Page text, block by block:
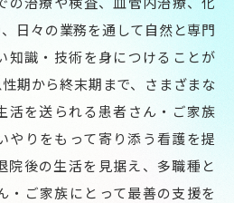
日々の業務を通して自然と専門
知識・技術を身につけることが
期から終末期まで、さまざまな
活を送られる患者さん・ご家族
やりをもって寄り添う看護を提
院後の生活を見据え、多職種と
・ご家族にとって最善の支援を